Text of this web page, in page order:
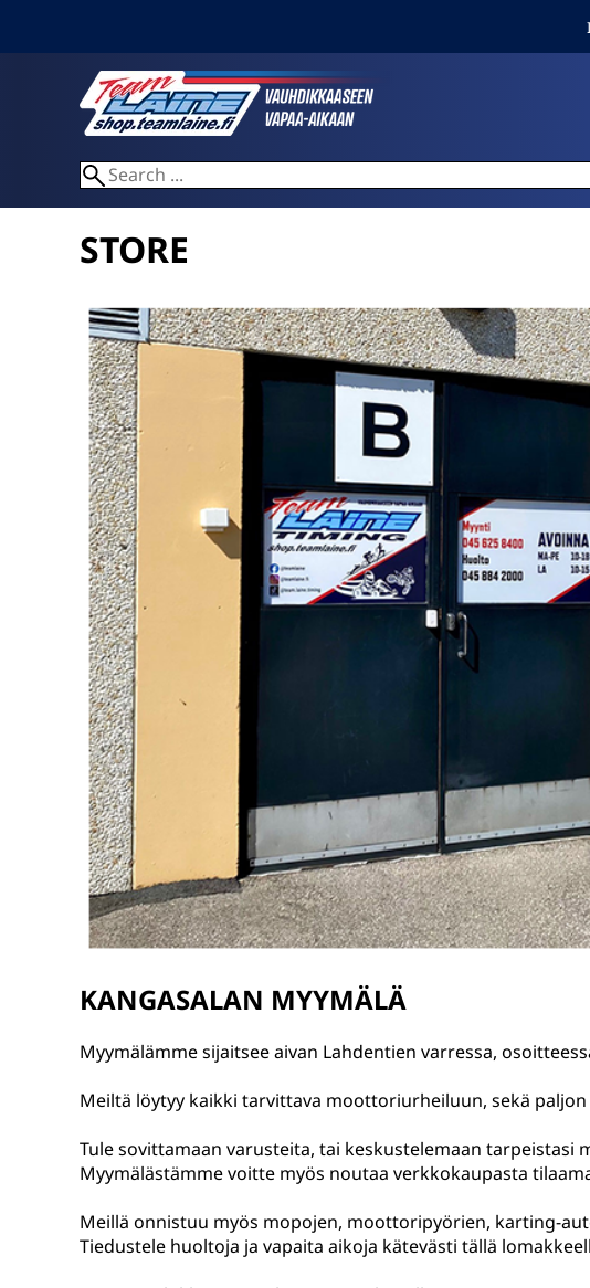
STORE
KANGASALAN MYYMÄLÄ
Myymälämme sijaitsee aivan Lahdentien varressa,
Meiltä löytyy kaikki tarvittava moottoriurheiluun, sekä
Tule sovittamaan varusteita, tai keskustelemaan
Myymälästämme voitte myös noutaa verkkokaupasta
Meillä onnistuu myös mopojen, moottoripyörien, karting-
Tiedustele huoltoja ja vapaita aikoja kätevästi tällä